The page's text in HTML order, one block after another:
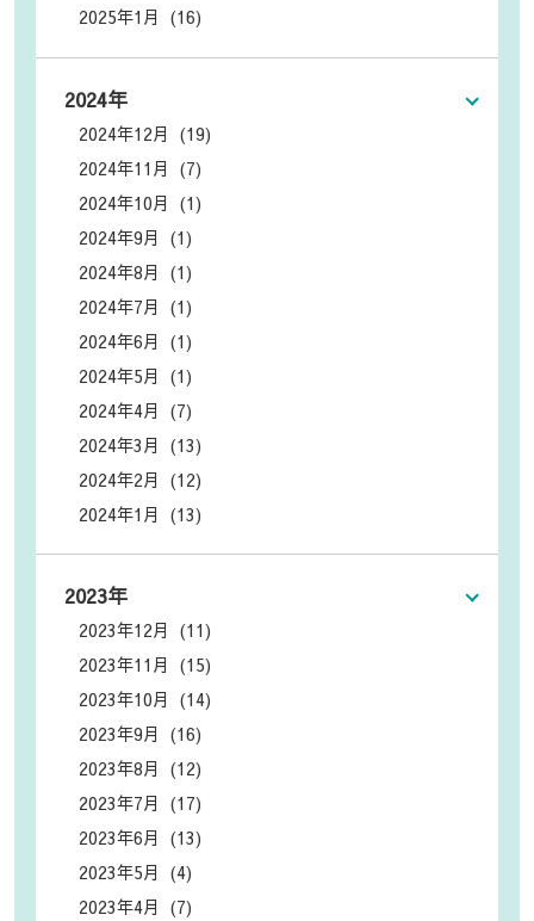
2025年1月 (16)
2024年
2024年12月 (19)
2024年11月 (7)
2024年10月 (1)
2024年9月 (1)
2024年8月 (1)
2024年7月 (1)
2024年6月 (1)
2024年5月 (1)
2024年4月 (7)
2024年3月 (13)
2024年2月 (12)
2024年1月 (13)
2023年
2023年12月 (11)
2023年11月 (15)
2023年10月 (14)
2023年9月 (16)
2023年8月 (12)
2023年7月 (17)
2023年6月 (13)
2023年5月 (4)
2023年4月 (7)